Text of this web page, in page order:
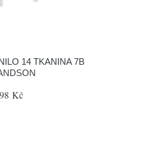
14 TKANINA 7B
Kč